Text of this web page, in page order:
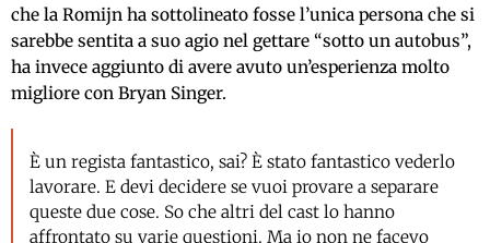
che la Romijn ha sottolineato fosse l’unica persona che si
sarebbe sentita a suo agio nel gettare “sotto un autobus”,
ha invece aggiunto di avere avuto un’esperienza molto
migliore con Bryan Singer.
È un regista fantastico, sai? È stato fantastico vederlo
lavorare. E devi decidere se vuoi provare a separare
queste due cose. So che altri del cast lo hanno
affrontato su varie questioni. Ma io non ne facevo